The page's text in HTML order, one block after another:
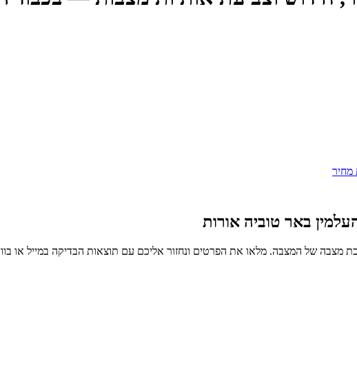
באר טוביה אורות
מצבה של המצבה. מלאו את הפרטים ונחזור אליכם עם תוצאות הבדיקה במייל או